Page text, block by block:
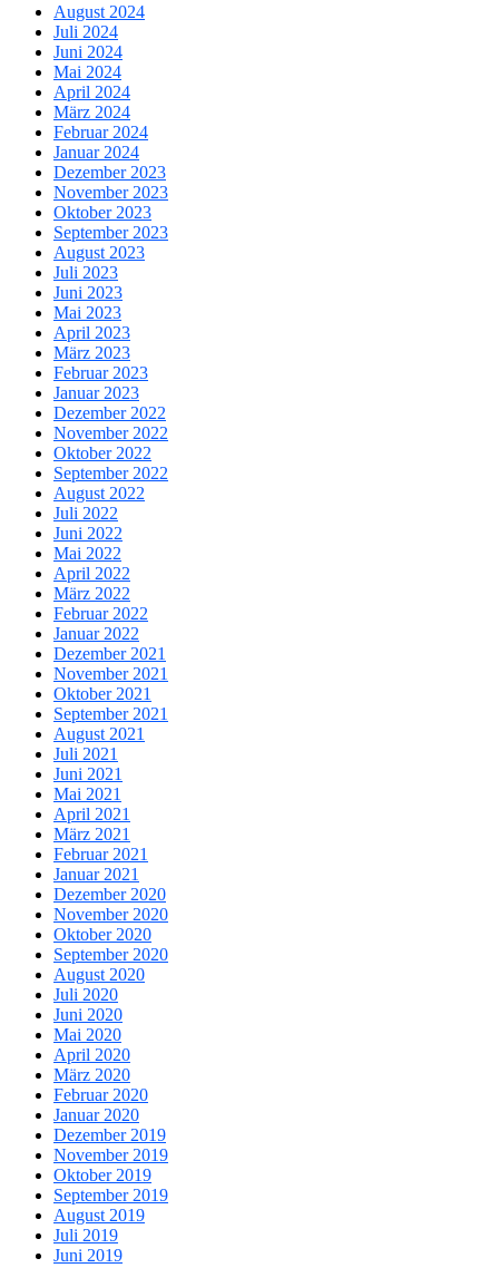
August 2024
Juli 2024
Juni 2024
Mai 2024
April 2024
März 2024
Februar 2024
Januar 2024
Dezember 2023
November 2023
Oktober 2023
September 2023
August 2023
Juli 2023
Juni 2023
Mai 2023
April 2023
März 2023
Februar 2023
Januar 2023
Dezember 2022
November 2022
Oktober 2022
September 2022
August 2022
Juli 2022
Juni 2022
Mai 2022
April 2022
März 2022
Februar 2022
Januar 2022
Dezember 2021
November 2021
Oktober 2021
September 2021
August 2021
Juli 2021
Juni 2021
Mai 2021
April 2021
März 2021
Februar 2021
Januar 2021
Dezember 2020
November 2020
Oktober 2020
September 2020
August 2020
Juli 2020
Juni 2020
Mai 2020
April 2020
März 2020
Februar 2020
Januar 2020
Dezember 2019
November 2019
Oktober 2019
September 2019
August 2019
Juli 2019
Juni 2019